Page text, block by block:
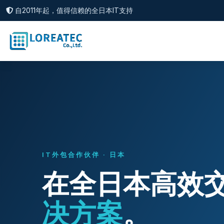
自2011年起，值得信赖的全日本IT支持
IT外包合作伙伴 · 日本
在全日本高效
决方案。